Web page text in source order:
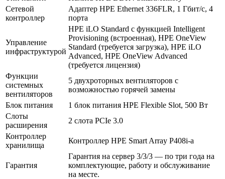
Оплата и доставка
Сетевой
контроллер
Адаптер HPE Ethernet 336FLR, 1 Гбит/с, 4
порта
Управление
инфраструктурой
HPE iLO Standard с функцией Intelligent
Provisioning (встроенная), HPE OneView
Standard (требуется загрузка), HPE iLO
Advanced, HPE OneView Advanced
(требуется лицензия)
Функции
системных
вентиляторов
5 двухроторных вентиляторов с
возможностью горячей замены
Блок питания
1 блок питания HPE Flexible Slot, 500 Вт
Слоты
расширения
2 слота PCIe 3.0
Контроллер
хранилища
Контроллер HPE Smart Array P408i-a
Гарантия
Гарантия на сервер 3/3/3 — по три года на
комплектующие, работу и обслуживание
на месте.